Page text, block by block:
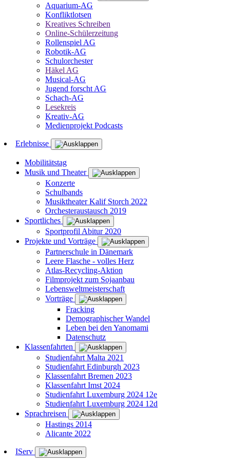
Aquarium-AG
Konfliktlotsen
Kreatives Schreiben
Online-Schülerzeitung
Rollenspiel AG
Robotik-AG
Schulorchester
Häkel AG
Musical-AG
Jugend forscht AG
Schach-AG
Lesekreis
Kreativ-AG
Medienprojekt Podcasts
Erlebnisse
Mobilitätstag
Musik und Theater
Konzerte
Schulbands
Musiktheater Kalif Storch 2022
Orchesteraustausch 2019
Sportliches
Sportprofil Abitur 2020
Projekte und Vorträge
Partnerschule in Dänemark
Leere Flasche - volles Herz
Atlas-Recycling-Aktion
Filmprojekt zum Sojaanbau
Lebensweltmeisterschaft
Vorträge
Fracking
Demographischer Wandel
Leben bei den Yanomami
Datenschutz
Klassenfahrten
Studienfahrt Malta 2021
Studienfahrt Edinburgh 2023
Klassenfahrt Bremen 2023
Klassenfahrt Imst 2024
Studienfahrt Luxemburg 2024 12e
Studienfahrt Luxemburg 2024 12d
Sprachreisen
Hastings 2014
Alicante 2022
IServ